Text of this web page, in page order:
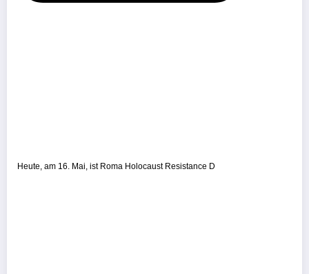
Heute, am 16. Mai, ist Roma Holocaust Resistance D